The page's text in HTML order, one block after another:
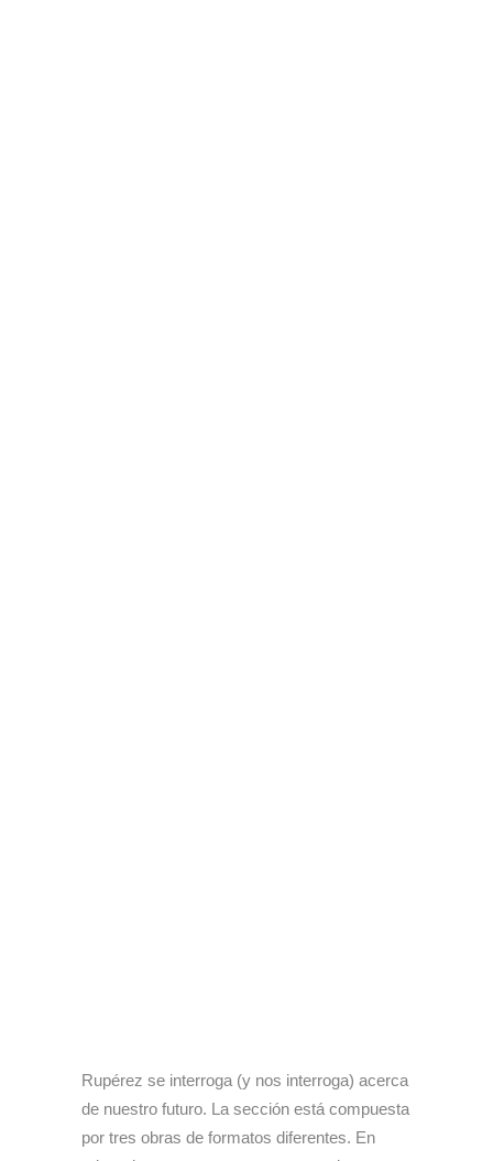
Rupérez se interroga (y nos interroga) acerca
de nuestro futuro. La sección está compuesta
por tres obras de formatos diferentes. En